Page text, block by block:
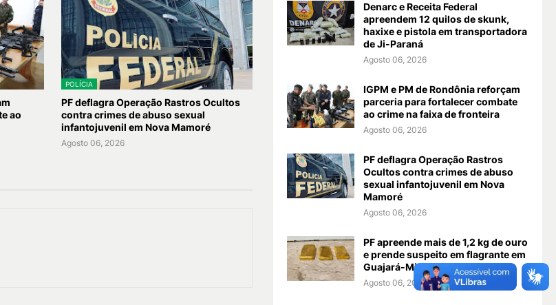
ao
POLÍCIA
PF deflagra Operação Rastros Ocultos
contra crimes de abuso sexual
infantojuvenil em Nova Mamoré
Agosto 06, 2026
Denarc e Receita Federal
apreendem 12 quilos de skunk,
haxixe e pistola em transportadora
de Ji-Paraná
Agosto 06, 2026
IGPM e PM de Rondônia reforçam
parceria para fortalecer combate
ao crime na faixa de fronteira
Agosto 06, 2026
PF deflagra Operação Rastros
Ocultos contra crimes de abuso
sexual infantojuvenil em Nova
Mamoré
Agosto 06, 2026
PF apreende mais de 1,2 kg de ouro
e prende suspeito em flagrante em
Guajará-Mirim
Agosto 06, 2026